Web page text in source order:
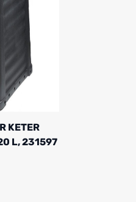
KETER
L, 231597